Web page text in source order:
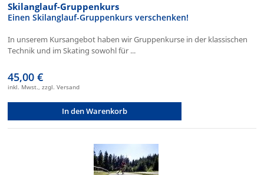
Skilanglauf-Gruppenkurs
Einen Skilanglauf-Gruppenkurs verschenken!
In unserem Kursangebot haben wir Gruppenkurse in der klassischen
Technik und im Skating sowohl für ...
45,00 €
inkl. Mwst., zzgl. Versand
In den Warenkorb